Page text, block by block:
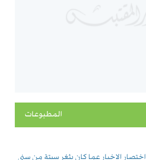
المطبوعات
اختصار الاخبار عما كان بثغر سبتة من سني